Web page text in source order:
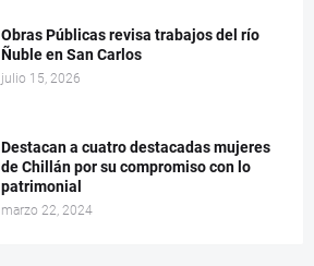
Obras Públicas revisa trabajos del río
Ñuble en San Carlos
julio 15, 2026
Destacan a cuatro destacadas mujeres
de Chillán por su compromiso con lo
patrimonial
marzo 22, 2024